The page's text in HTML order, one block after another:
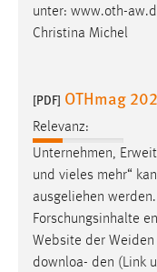
unter: www.oth-
Christina Michel
[PDF] OTHmag
Relevanz:
Unternehmen,
und vieles mehr“
ausgeliehen
Forschungsinhalte
Website der Weiden
downloa- den (Link